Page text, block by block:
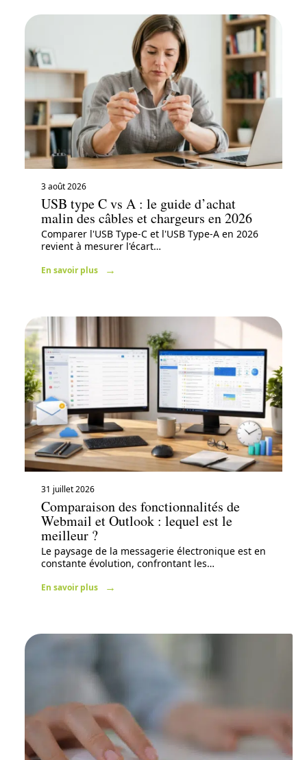
3 août 2026
USB type C vs A : le guide d’achat
malin des câbles et chargeurs en 2026
Comparer l'USB Type-C et l'USB Type-A en 2026
revient à mesurer l'écart…
En savoir plus
31 juillet 2026
Comparaison des fonctionnalités de
Webmail et Outlook : lequel est le
meilleur ?
Le paysage de la messagerie électronique est en
constante évolution, confrontant les…
En savoir plus